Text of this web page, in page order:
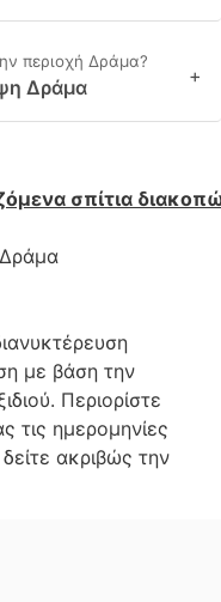
περιοχή Δράμα?
Δράμα +
σπίτια
Δράμα
με βάση την
Περιορίστε
τις ημερομηνίες
ακριβώς την